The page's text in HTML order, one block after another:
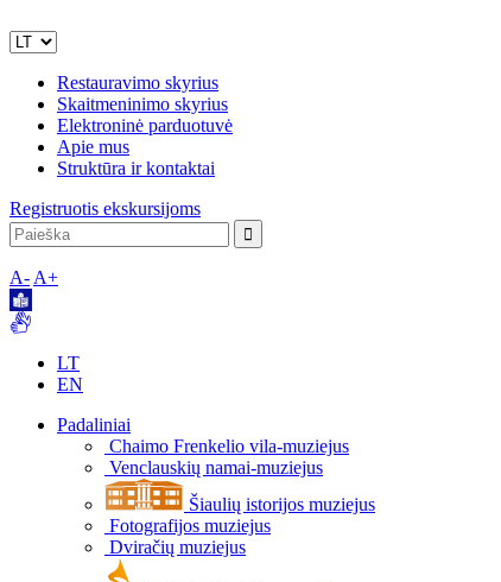
Restauravimo skyrius
Skaitmeninimo skyrius
Elektroninė parduotuvė
Apie mus
Struktūra ir kontaktai
Registruotis ekskursijoms
A- A+
LT
EN
Padaliniai
Chaimo Frenkelio vila-muziejus
Venclauskių namai-muziejus
Šiaulių istorijos muziejus
Fotografijos muziejus
Dviračių muziejus